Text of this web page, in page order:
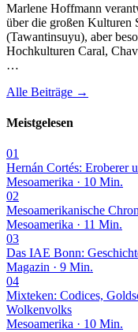
Marlene Hoffmann
über die großen Kulturen
(Tawantinsuyu), aber
Hochkulturen Caral,
…
Alle Beiträge →
Meistgelesen
01
Hernán Cortés: Eroberer
Mesoamerika · 10 Min.
02
Mesoamerikanische
Mesoamerika · 11 Min.
03
Das IAE Bonn:
Magazin · 9 Min.
04
Mixteken: Codices,
Wolkenvolks
Mesoamerika · 10 Min.